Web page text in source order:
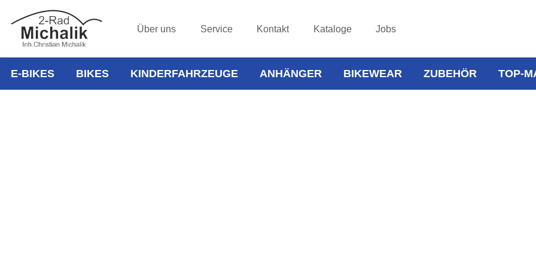
Über uns Service Kontakt Kataloge Jobs
E-BIKES BIKES KINDERFAHRZEUGE ANHÄNGER BIKEWEAR ZUBEHÖR TOP-